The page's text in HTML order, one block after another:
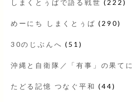
しまくとぅばで語る戦世 (222)
めーにち しまくとぅば (290)
30のじぶんへ (51)
沖縄と自衛隊／「有事」の果てに
たどる記憶 つなぐ平和 (44)